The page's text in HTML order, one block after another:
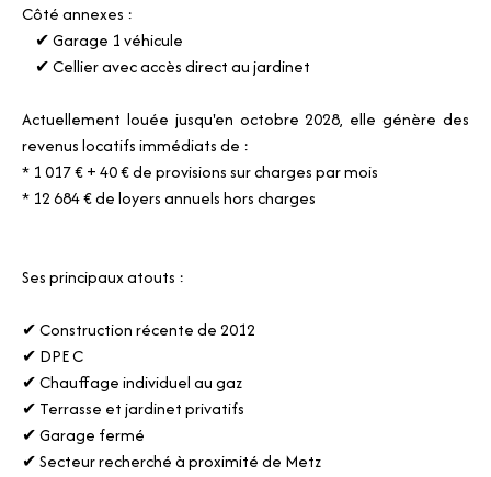
Côté annexes :
✔ Garage 1 véhicule
✔ Cellier avec accès direct au jardinet
Actuellement louée jusqu'en octobre 2028, elle génère des
revenus locatifs immédiats de :
* 1 017 € + 40 € de provisions sur charges par mois
* 12 684 € de loyers annuels hors charges
Ses principaux atouts :
✔ Construction récente de 2012
✔ DPE C
✔ Chauffage individuel au gaz
✔ Terrasse et jardinet privatifs
✔ Garage fermé
✔ Secteur recherché à proximité de Metz